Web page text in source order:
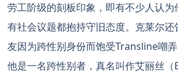
劳工阶级的刻板印象，即有不少人认
有社会议题都抱持守旧态度。克莱尔
友因为跨性别身份而饱受Transline嘲弄
他是一名跨性别者，真名叫作艾丽丝